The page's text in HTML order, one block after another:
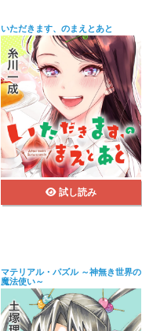
いただきます、のまえとあと
試し読み
マテリアル・パズル ～神無き世界の
魔法使い～